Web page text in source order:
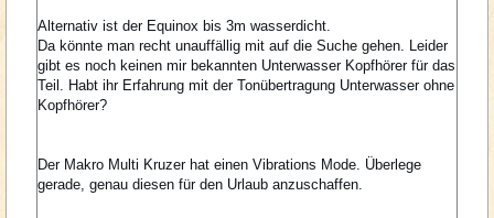
Alternativ ist der Equinox bis 3m wasserdicht.
Da könnte man recht unauffällig mit auf die Suche gehen. Leider
gibt es noch keinen mir bekannten Unterwasser Kopfhörer für das
Teil. Habt ihr Erfahrung mit der Tonübertragung Unterwasser ohne
Kopfhörer?
Der Makro Multi Kruzer hat einen Vibrations Mode. Überlege
gerade, genau diesen für den Urlaub anzuschaffen.